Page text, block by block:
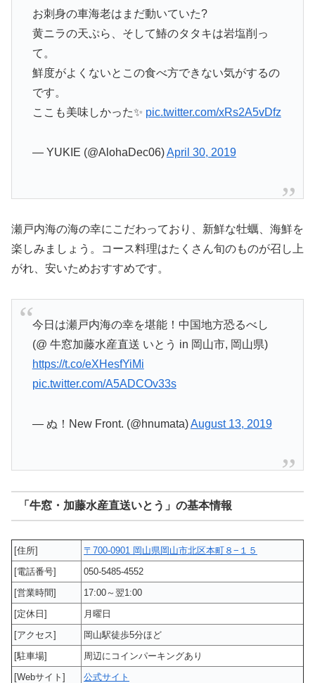
お刺身の車海老はまだ動いていた?
黄ニラの天ぷら、そして鰆のタタキは岩塩削っ
て。
鮮度がよくないとこの食べ方できない気がするの
です。
ここも美味しかった✨ pic.twitter.com/xRs2A5vDfz
— YUKIE (@AlohaDec06)April 30, 2019
瀬戸内海の海の幸にこだわっており、新鮮な牡蠣、海鮮を
楽しみましょう。コース料理はたくさん旬のものが召し上
がれ、安いためおすすめです。
今日は瀬戸内海の幸を堪能！中国地方恐るべし
(@ 牛窓加藤水産直送 いとう in 岡山市, 岡山県)
https://t.co/eXHesfYiMi
pic.twitter.com/A5ADCOv33s
— ぬ！New Front. (@hnumata)August 13, 2019
「牛窓・加藤水産直送いとう」の基本情報
[住所]
〒700-0901 岡山県岡山市北区本町８−１５
[電話番号]
050-5485-4552
[営業時間]
17:00～翌1:00
[定休日]
月曜日
[アクセス]
岡山駅徒歩5分ほど
[駐車場]
周辺にコインパーキングあり
[Webサイト]
公式サイト